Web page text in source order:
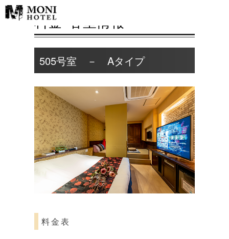
料金･客室情報
505号室 － Aタイプ
料金表